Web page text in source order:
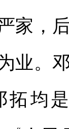
家，
业。
拓均